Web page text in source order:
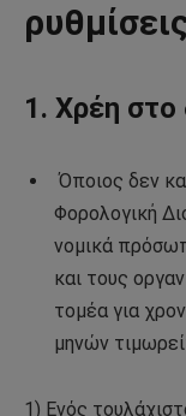
1. Χρέη στο
Όποιος δεν
Φορολογική
νομικά
και τους
τομέα για
μηνών
1) Ενός